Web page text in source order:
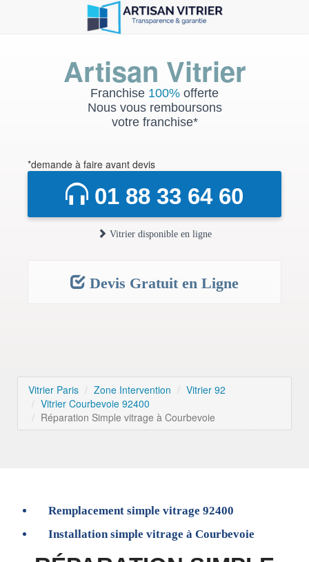
Artisan Vitrier
Franchise 100% offerte
Nous vous remboursons
votre franchise*
*demande à faire avant devis
01 88 33 64 60
Vitrier disponible en ligne
Devis Gratuit en Ligne
Vitrier Paris Zone Intervention
Vitrier 92
Vitrier Courbevoie 92400
Réparation Simple vitrage à Courbevoie
Remplacement simple vitrage 92400
Installation simple vitrage à Courbevoie